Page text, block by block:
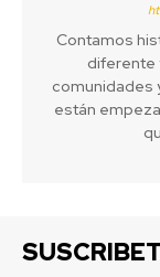
Contamos
diferente
comunidades
están